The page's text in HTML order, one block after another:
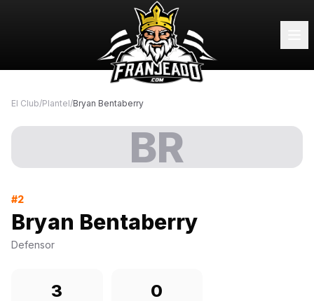
El Club/Plantel/Bryan Bentaberry
BR
#2
Bryan Bentaberry
Defensor
3 0